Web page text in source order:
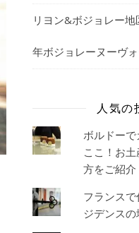
リヨン&ボジョレー
年ボジョレーヌーヴ
人気の
ボルドー
ここ！お
方をご紹介
フランス
ジデンスの